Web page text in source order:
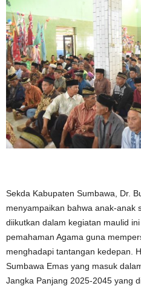
Sekda Kabupaten Sumbawa, Dr.
menyampaikan bahwa anak-anak
diikutkan dalam kegiatan maulid
pemahaman Agama guna
menghadapi tantangan kedepan.
Sumbawa Emas yang masuk
Jangka Panjang 2025-2045 yang